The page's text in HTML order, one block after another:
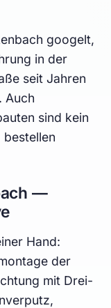
googelt,
in der
seit Jahren
Auch
sind kein
—
Hand:
der
mit Drei-